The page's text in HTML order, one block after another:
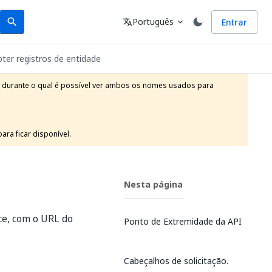
search Idioma
translatePortuguês expand_more Entrar
registros de entidade
o qual é possível ver ambos os nomes usados para
ficar disponível.
com o URL do
Nesta página
Ponto de Extremidade da API
Cabeçalhos de solicitação.